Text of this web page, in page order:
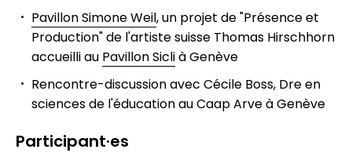
Pavillon Simone Weil, un projet de "Présence et
Production" de l'artiste suisse Thomas Hirschhorn
accueilli au Pavillon Siclià Genève
Rencontre-discussion avec Cécile Boss, Dre en
sciences de l'éducation au Caap Arve à Genève
Participant·es